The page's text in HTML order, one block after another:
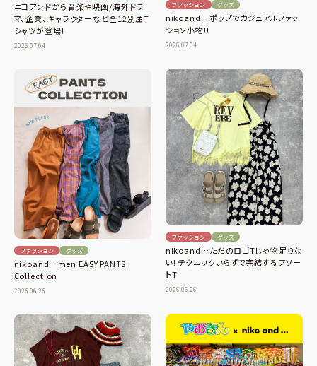
ニコアンドから音楽や映画/海外ドラ
マ、企業、キャラクターなど全12別注T
シャツが登場!
2026.07.04
ファッション グッズ
nikoand…ポップでカジュアルファッ
ション小物!!
2026.07.04
ファッション グッズ
nikoand…men EASY PANTS
Collection
2026.06.26
ファッション グッズ
nikoand…ただのロゴTじゃ物足りな
い! テクニックいらずで完結するアソー
トT
2026.06.26